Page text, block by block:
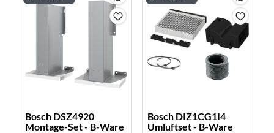
Bosch DSZ4920
Montage-Set - B-Ware
Bosch DIZ1CG1I4
Umluftset - B-Ware